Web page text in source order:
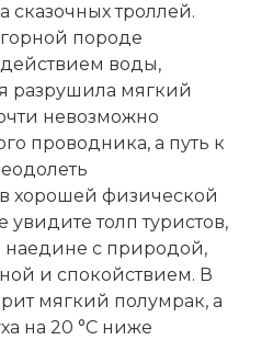
троллей.
породе
воды,
разрушила мягкий
невозможно
проводника, а путь к
хорошей физической
толп туристов,
наедине с природой,
и спокойствием. В
мягкий полумрак, а
на 20 °C ниже